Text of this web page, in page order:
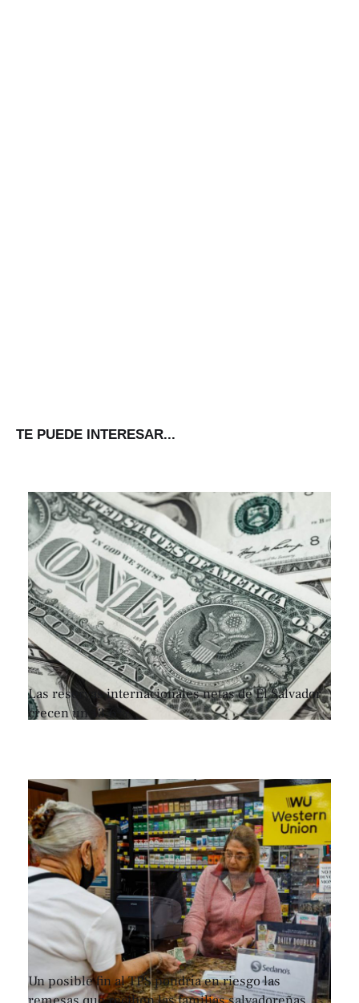
TE PUEDE INTERESAR...
Las reservas internacionales netas de El Salvador
crecen un 13.6%
Un posible fin al TPS pondría en riesgo las